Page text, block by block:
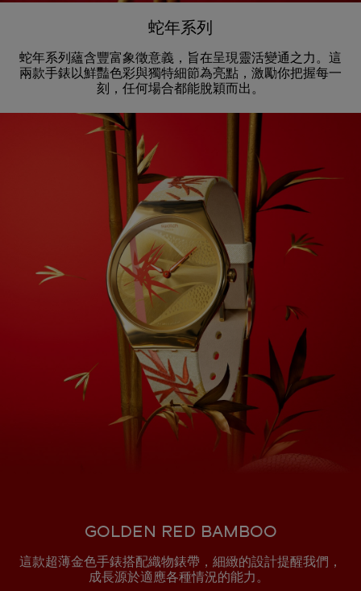
蛇年系列
蛇年系列蘊含豐富象徵意義，旨在呈現靈活變通之力。這
兩款手錶以鮮豔色彩與獨特細節為亮點，激勵你把握每一
刻，任何場合都能脫穎而出。
GOLDEN RED BAMBOO
這款超薄金色手錶搭配織物錶帶，細緻的設計提醒我們，
成長源於適應各種情況的能力。